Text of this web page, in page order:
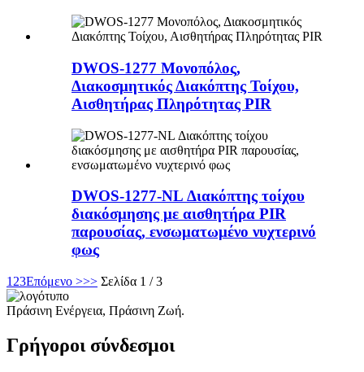
DWOS-1277 Μονοπόλος,
Διακοσμητικός Διακόπτης Τοίχου,
Αισθητήρας Πληρότητας PIR
DWOS-1277-NL Διακόπτης τοίχου
διακόσμησης με αισθητήρα PIR
παρουσίας, ενσωματωμένο νυχτερινό
φως
1 23Επόμενο >>> Σελίδα 1 / 3
Πράσινη Ενέργεια, Πράσινη Ζωή.
Γρήγοροι σύνδεσμοι